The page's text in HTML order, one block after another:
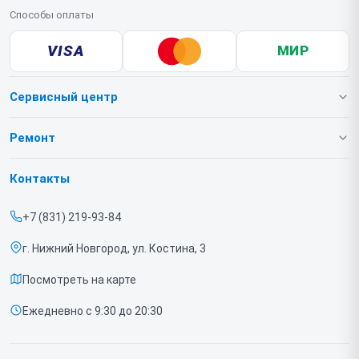
Способы оплаты
VISA МИР
Сервисный центр
О нашем сервисе
Срочный ремонт
Доставка и способы оплаты
Диагностика
Контакты
Ремонт
Игровых приставок
Контакты
+7 (831) 219-93-84
г. Нижний Новгород, ул. Костина, 3
Посмотреть на карте
Ежедневно с 9:30 до 20:30